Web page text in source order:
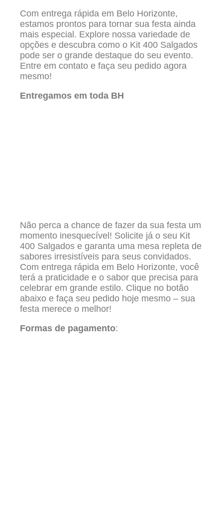
Com entrega rápida em Belo Horizonte,
estamos prontos para tornar sua festa ainda
mais especial. Explore nossa variedade de
opções e descubra como o Kit 400 Salgados
pode ser o grande destaque do seu evento.
Entre em contato e faça seu pedido agora
mesmo!
Entregamos em toda BH
Não perca a chance de fazer da sua festa um
momento inesquecível! Solicite já o seu Kit
400 Salgados e garanta uma mesa repleta de
sabores irresistíveis para seus convidados.
Com entrega rápida em Belo Horizonte, você
terá a praticidade e o sabor que precisa para
celebrar em grande estilo. Clique no botão
abaixo e faça seu pedido hoje mesmo – sua
festa merece o melhor!
Formas de pagamento: